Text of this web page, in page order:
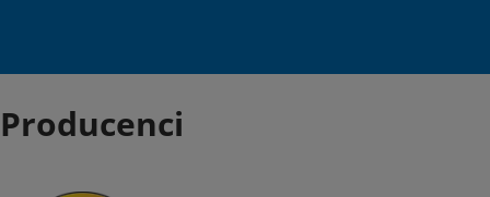
Producenci